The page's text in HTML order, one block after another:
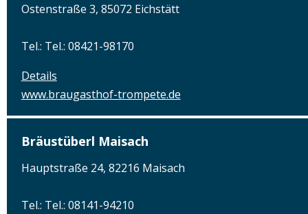
Ostenstraße 3, 85072 Eichstätt
Tel.: Tel.: 08421-98170
Details
www.braugasthof-trompete.de
Bräustüberl Maisach
Hauptstraße 24, 82216 Maisach
Tel.: Tel.: 08141-94210